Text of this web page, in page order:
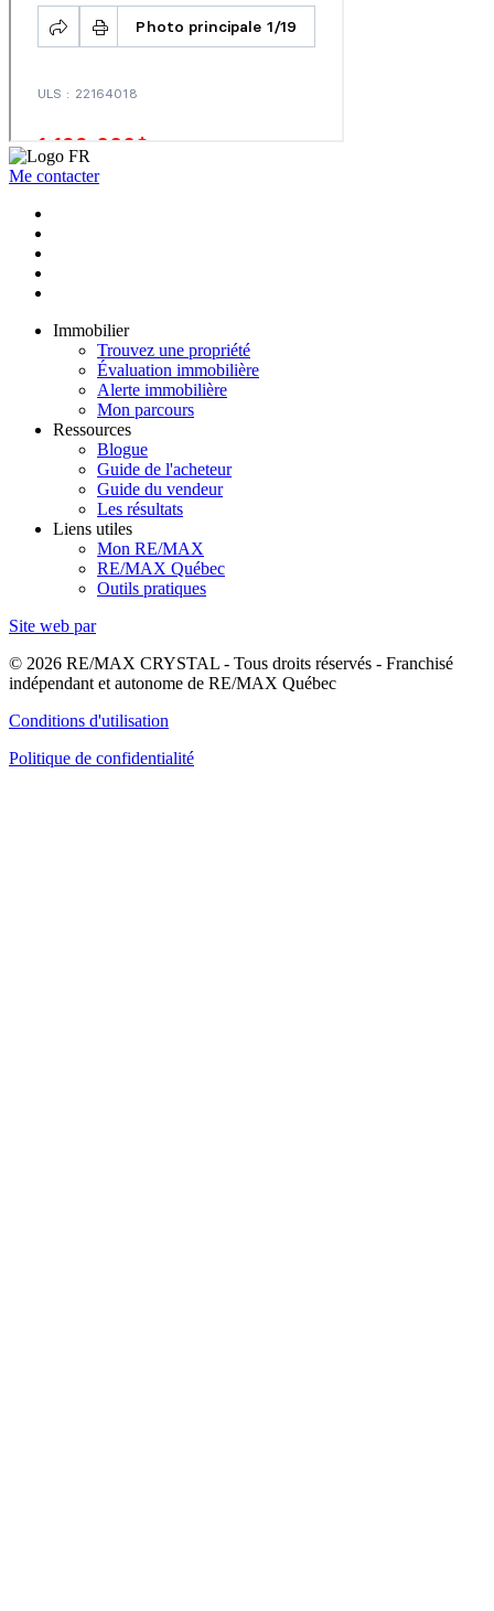
Me contacter
Immobilier
Trouvez une propriété
Évaluation immobilière
Alerte immobilière
Mon parcours
Ressources
Blogue
Guide de l'acheteur
Guide du vendeur
Les résultats
Liens utiles
Mon RE/MAX
RE/MAX Québec
Outils pratiques
Site web par
© 2026 RE/MAX CRYSTAL - Tous droits réservés - Franchisé
indépendant et autonome de RE/MAX Québec
Conditions d'utilisation
Politique de confidentialité